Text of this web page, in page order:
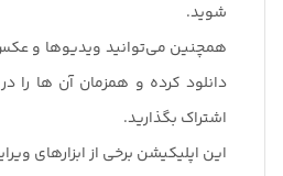
شوید.
همچنین می‌توانید ویدیوها و
دانلود کرده و همزمان آن ها را
اشتراک بگذارید.
این اپلیکیشن برخی از ابزارهای